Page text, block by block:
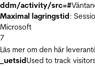
ddm/activity/src=#
Maximal lagringstid:
Microsoft
7
Läs mer om den här
_uetsidUsed to track